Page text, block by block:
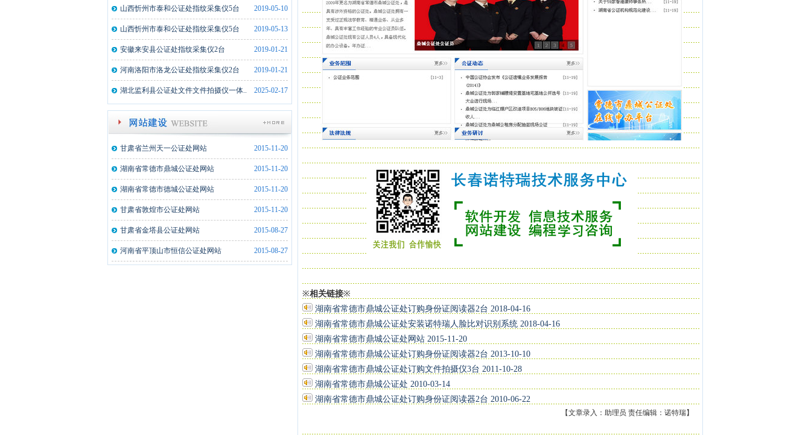
内蒙古额济纳旗公证处文件文件拍摄仪.. 2024-02-21
湖北武穴市公证处文件文件拍摄仪一体.. 2023-08-22
新疆墨玉县公证处文件拍摄仪一体机1.. 2022-07-19
湖北监利县公证处文件拍摄仪一体机2.. 2021-12-21
湖南俊昇伟业信息科技有限公司公证处.. 2020-05-10
山西忻州市泰和公证处指纹采集仪5台 2019-05-10
山西忻州市泰和公证处指纹采集仪5台 2019-05-13
安徽来安县公证处指纹采集仪2台 2019-01-21
甘肃省兰州天一公证处网站 2015-11-20
湖南省常德市鼎城公证处网站 2015-11-20
湖南省常德市德城公证处网站 2015-11-20
甘肃省敦煌市公证处网站 2015-11-20
甘肃省金塔县公证处网站 2015-08-27
河南省平顶山市恒信公证处网站 2015-08-27
※相关链接※
湖南省常德市鼎城公证处订购身份证阅读器2台 2018-04-16
湖南省常德市鼎城公证处安装诺特瑞人脸比对识别系统 2018-04-16
湖南省常德市鼎城公证处网站 2015-11-20
湖南省常德市鼎城公证处订购身份证阅读器2台 2013-10-10
湖南省常德市鼎城公证处订购文件拍摄仪3台 2011-10-28
湖南省常德市鼎城公证处 2010-03-14
湖南省常德市鼎城公证处订购身份证阅读器2台 2010-06-22
【文章录入：助理员 责任编辑：诺特瑞】